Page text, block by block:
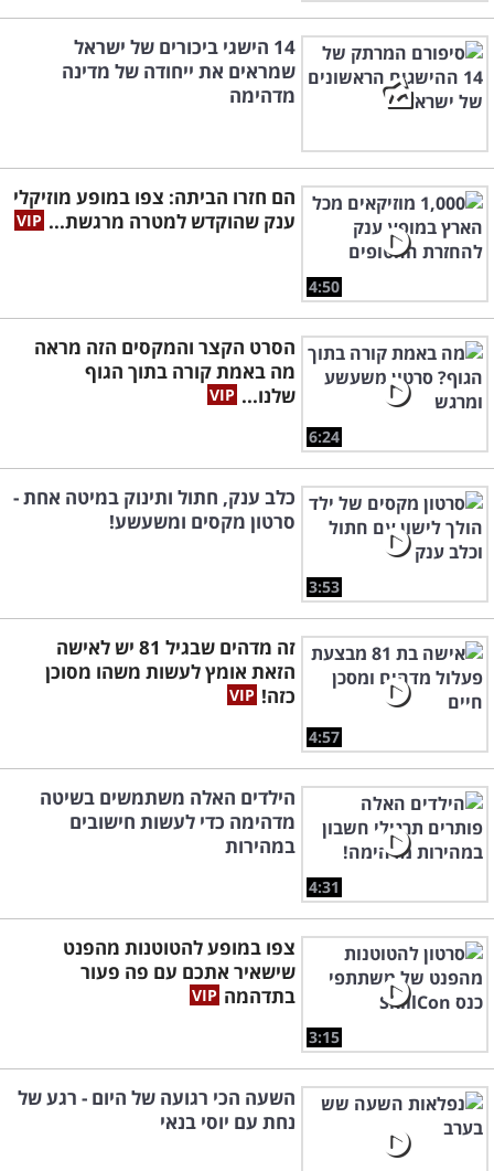
14 הישגי ביכורים של ישראל
שמראים את ייחודה של מדינה
מדהימה
4:50
הם חזרו הביתה: צפו במופע מוזיקלי
ענק שהוקדש למטרה מרגשת...
6:24
הסרט הקצר והמקסים הזה מראה
מה באמת קורה בתוך הגוף
שלנו...
3:53
כלב ענק, חתול ותינוק במיטה אחת -
סרטון מקסים ומשעשע!
4:57
זה מדהים שבגיל 81 יש לאישה
הזאת אומץ לעשות משהו מסוכן
כזה!
4:31
הילדים האלה משתמשים בשיטה
מדהימה כדי לעשות חישובים
במהירות
3:15
צפו במופע להטוטנות מהפנט
שישאיר אתכם עם פה פעור
בתדהמה
השעה הכי רגועה של היום - רגע של
נחת עם יוסי בנאי